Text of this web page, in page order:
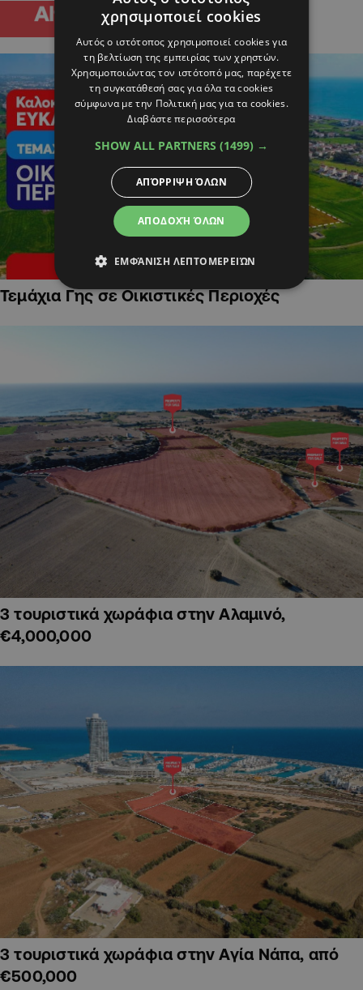
Τεμάχια Γης σε Οικιστικές Περιοχές
3 τουριστικά χωράφια στην Αλαμινό,
€4,000,000
3 τουριστικά χωράφια στην Αγία Νάπα, από
€500,000
χρησιμοποιεί cookies
Αυτός ο ιστότοπος χρησιμοποιεί cookies για
τη βελτίωση της εμπειρίας των χρηστών.
Χρησιμοποιώντας τον ιστότοπό μας, παρέχετε
τη συγκατάθεσή σας για όλα τα cookies
σύμφωνα με την Πολιτική μας για τα cookies.
Διαβάστε περισσότερα
SHOW ALL PARTNERS (1499) →
ΑΠΟΔΟΧΉ ΌΛΩΝ
ΑΠΌΡΡΙΨΗ ΌΛΩΝ
ΕΜΦΆΝΙΣΗ ΛΕΠΤΟΜΕΡΕΙΏΝ